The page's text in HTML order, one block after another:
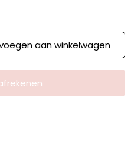
aan winkelwagen